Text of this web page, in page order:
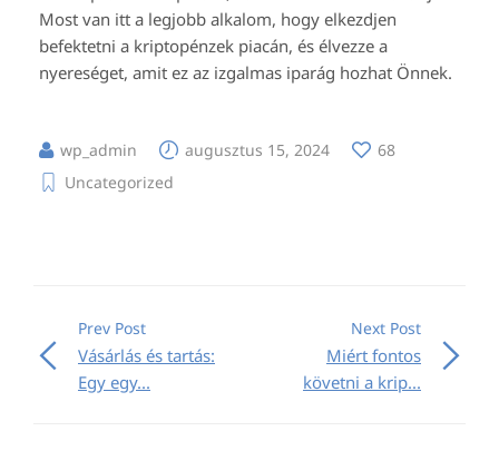
Most van itt a legjobb alkalom, hogy elkezdjen
befektetni a kriptopénzek piacán, és élvezze a
nyereséget, amit ez az izgalmas iparág hozhat Önnek.
wp_admin augusztus 15, 2024
68
Uncategorized
Prev Post
Vásárlás és tartás:
Egy egy...
Next Post
Miért fontos
követni a krip...